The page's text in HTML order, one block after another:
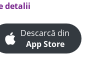
detalii
Descarcă din
App Store